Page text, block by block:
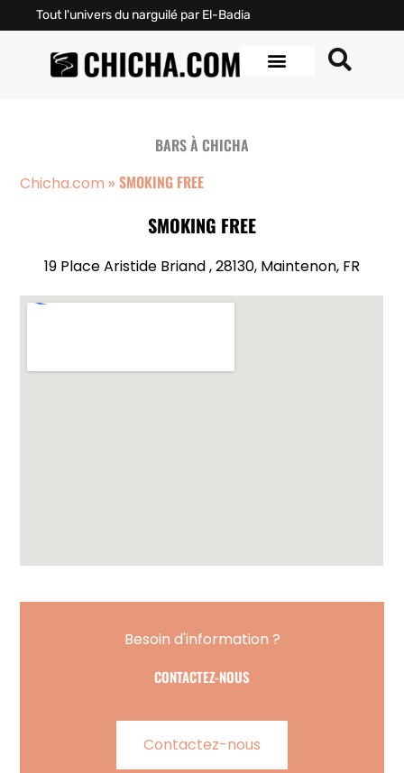
Tout l'univers du narguilé par El-Badia
BARS À CHICHA
Chicha.com »SMOKING FREE
SMOKING FREE
19 Place Aristide Briand , 28130, Maintenon, FR
Besoin d'information ?
CONTACTEZ-NOUS
Contactez-nous